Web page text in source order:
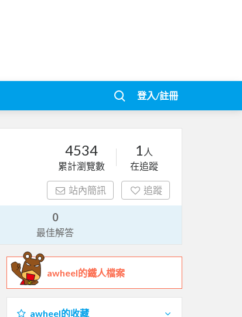
登入/註冊
4534
累計瀏覽數
1 人
在追蹤
站內簡訊 追蹤
0
最佳解答
awheel的鐵人檔案
awheel的收藏